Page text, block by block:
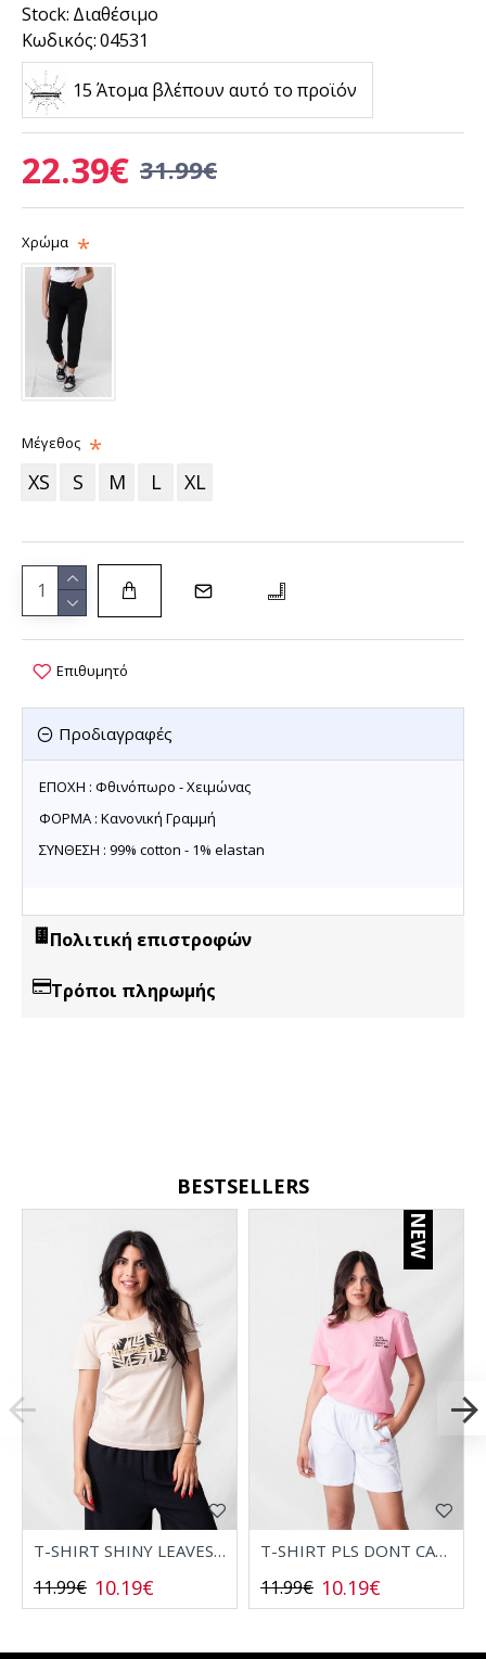
Stock: Διαθέσιμο
Κωδικός:04531
15 Άτομα βλέπουν αυτό το προϊόν
22.39€ 31.99€
Χρώμα
Μέγεθος
XS S M L XL
Επιθυμητό
Πολιτική επιστροφών
Τρόποι πληρωμής
Προδιαγραφές
ΕΠΟΧΗ : Φθινόπωρο - Χειμώνας
ΦΟΡΜΑ : Κανονική Γραμμή
ΣΥΝΘΕΣΗ : 99% cotton - 1% elastan
BESTSELLERS
T-SHIRT SHINY LEAVES 2532006
10.19€
11.99€
NEW
T-SHIRT PLS DONT CALL 2532008
10.19€
11.99€